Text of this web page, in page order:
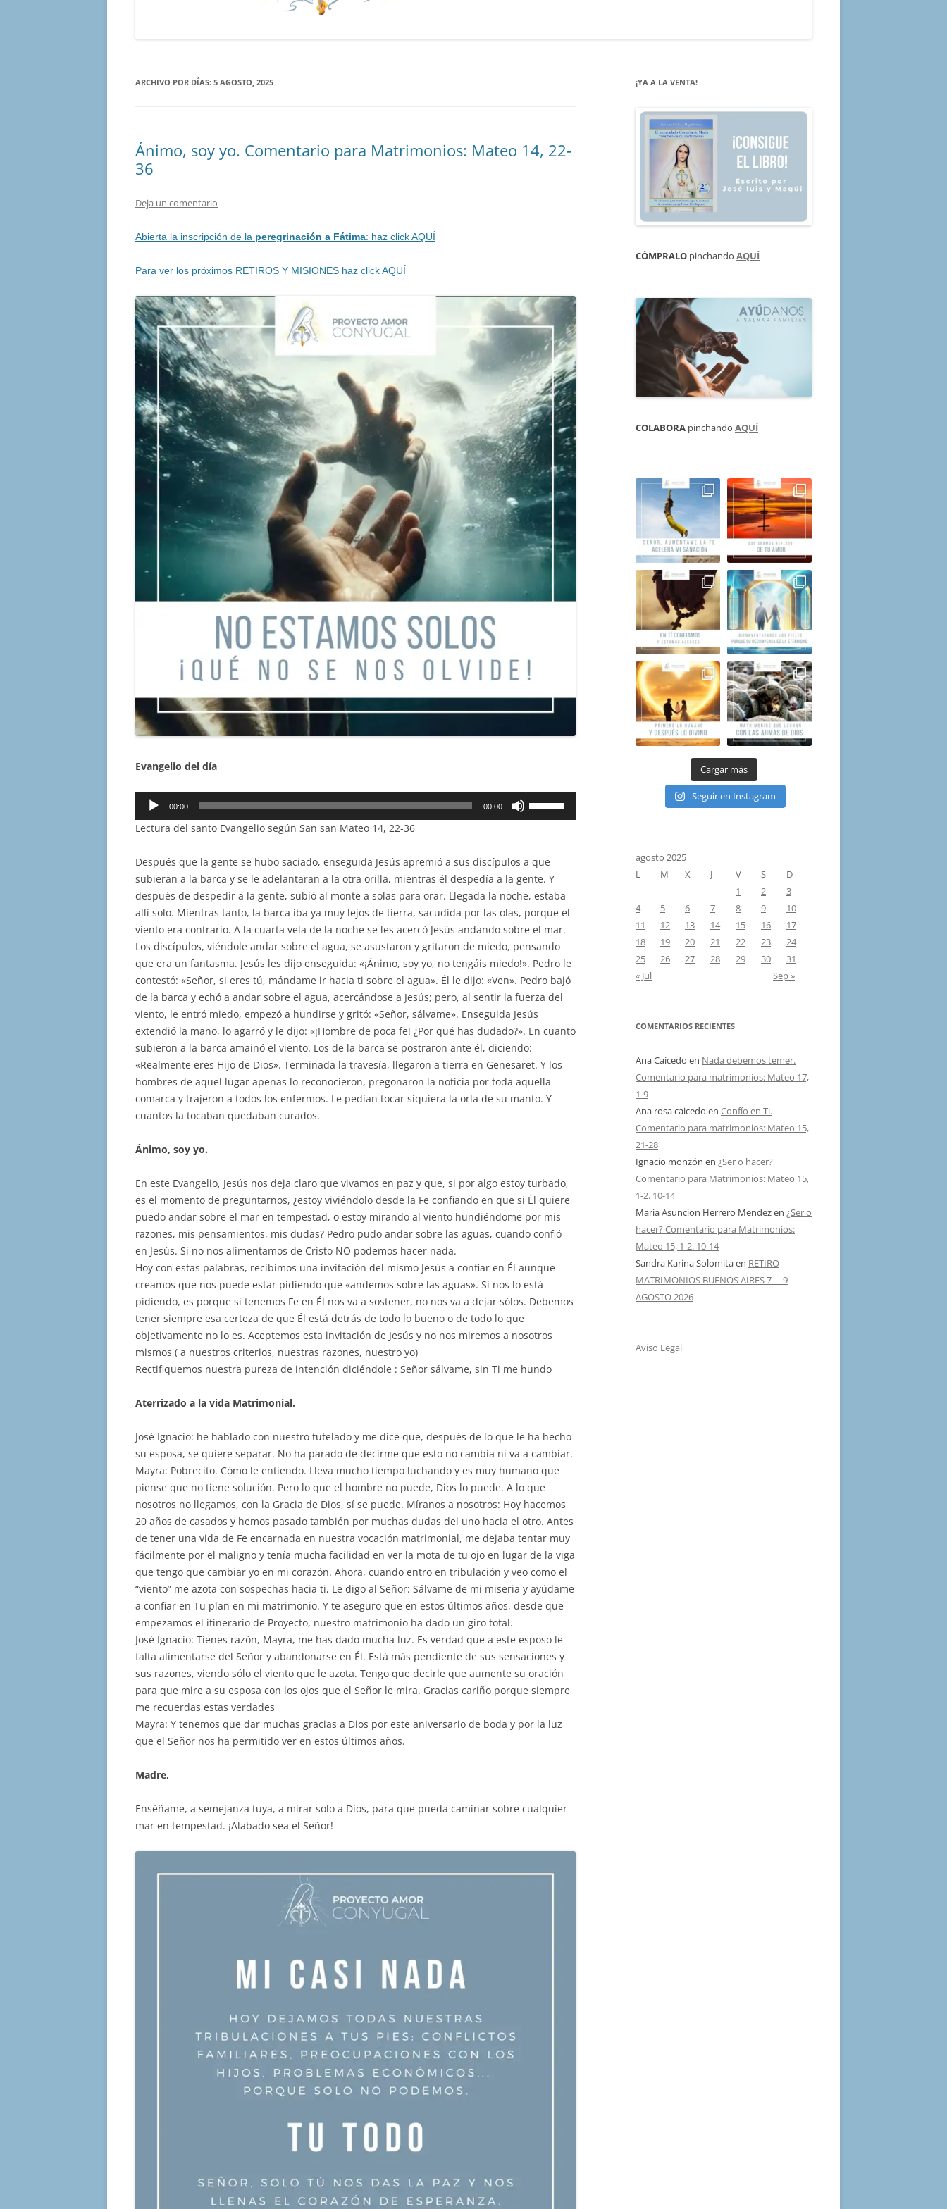
ARCHIVO POR DÍAS: 5 AGOSTO, 2025
Ánimo, soy yo. Comentario para Matrimonios: Mateo 14, 22‐
36
Deja un comentario
Abierta la inscripción de la peregrinación a Fátima: haz click AQUÍ
Para ver los próximos RETIROS Y MISIONES haz click AQUÍ
Evangelio del día
Reproductor
audio
00:00 00:00
flecha
arriba/abajo
para
aumentar
o
disminuir
el
volumen.
Lectura del santo Evangelio según San san Mateo 14, 22‐36
Después que la gente se hubo saciado, enseguida Jesús apremió a sus discípulos a que
subieran a la barca y se le adelantaran a la otra orilla, mientras él despedía a la gente. Y
después de despedir a la gente, subió al monte a solas para orar. Llegada la noche, estaba
allí solo. Mientras tanto, la barca iba ya muy lejos de tierra, sacudida por las olas, porque el
viento era contrario. A la cuarta vela de la noche se les acercó Jesús andando sobre el mar.
Los discípulos, viéndole andar sobre el agua, se asustaron y gritaron de miedo, pensando
que era un fantasma. Jesús les dijo enseguida: «¡Ánimo, soy yo, no tengáis miedo!». Pedro le
contestó: «Señor, si eres tú, mándame ir hacia ti sobre el agua». Él le dijo: «Ven». Pedro bajó
de la barca y echó a andar sobre el agua, acercándose a Jesús; pero, al sentir la fuerza del
viento, le entró miedo, empezó a hundirse y gritó: «Señor, sálvame». Enseguida Jesús
extendió la mano, lo agarró y le dijo: «¡Hombre de poca fe! ¿Por qué has dudado?». En cuanto
subieron a la barca amainó el viento. Los de la barca se postraron ante él, diciendo:
«Realmente eres Hijo de Dios». Terminada la travesía, llegaron a tierra en Genesaret. Y los
hombres de aquel lugar apenas lo reconocieron, pregonaron la noticia por toda aquella
comarca y trajeron a todos los enfermos. Le pedían tocar siquiera la orla de su manto. Y
cuantos la tocaban quedaban curados.
Ánimo, soy yo.
En este Evangelio, Jesús nos deja claro que vivamos en paz y que, si por algo estoy turbado,
es el momento de preguntarnos, ¿estoy viviéndolo desde la Fe confiando en que si Él quiere
puedo andar sobre el mar en tempestad, o estoy mirando al viento hundiéndome por mis
razones, mis pensamientos, mis dudas? Pedro pudo andar sobre las aguas, cuando confió
en Jesús. Si no nos alimentamos de Cristo NO podemos hacer nada.
Hoy con estas palabras, recibimos una invitación del mismo Jesús a confiar en Él aunque
creamos que nos puede estar pidiendo que «andemos sobre las aguas». Si nos lo está
pidiendo, es porque si tenemos Fe en Él nos va a sostener, no nos va a dejar sólos. Debemos
tener siempre esa certeza de que Él está detrás de todo lo bueno o de todo lo que
objetivamente no lo es. Aceptemos esta invitación de Jesús y no nos miremos a nosotros
mismos ( a nuestros criterios, nuestras razones, nuestro yo)
Rectifiquemos nuestra pureza de intención diciéndole : Señor sálvame, sin Ti me hundo
Aterrizado a la vida Matrimonial.
José Ignacio: he hablado con nuestro tutelado y me dice que, después de lo que le ha hecho
su esposa, se quiere separar. No ha parado de decirme que esto no cambia ni va a cambiar.
Mayra: Pobrecito. Cómo le entiendo. Lleva mucho tiempo luchando y es muy humano que
piense que no tiene solución. Pero lo que el hombre no puede, Dios lo puede. A lo que
nosotros no llegamos, con la Gracia de Dios, sí se puede. Míranos a nosotros: Hoy hacemos
20 años de casados y hemos pasado también por muchas dudas del uno hacia el otro. Antes
de tener una vida de Fe encarnada en nuestra vocación matrimonial, me dejaba tentar muy
fácilmente por el maligno y tenía mucha facilidad en ver la mota de tu ojo en lugar de la viga
que tengo que cambiar yo en mi corazón. Ahora, cuando entro en tribulación y veo como el
“viento” me azota con sospechas hacia ti, Le digo al Señor: Sálvame de mi miseria y ayúdame
a confiar en Tu plan en mi matrimonio. Y te aseguro que en estos últimos años, desde que
empezamos el itinerario de Proyecto, nuestro matrimonio ha dado un giro total.
José Ignacio: Tienes razón, Mayra, me has dado mucha luz. Es verdad que a este esposo le
falta alimentarse del Señor y abandonarse en Él. Está más pendiente de sus sensaciones y
sus razones, viendo sólo el viento que le azota. Tengo que decirle que aumente su oración
para que mire a su esposa con los ojos que el Señor le mira. Gracias cariño porque siempre
me recuerdas estas verdades
Mayra: Y tenemos que dar muchas gracias a Dios por este aniversario de boda y por la luz
que el Señor nos ha permitido ver en estos últimos años.
Madre,
Enséñame, a semejanza tuya, a mirar solo a Dios, para que pueda caminar sobre cualquier
mar en tempestad. ¡Alabado sea el Señor!
¡YA A LA VENTA!
CÓMPRALO pinchando AQUÍ
COLABORA pinchando AQUÍ
Cargar más
Seguir en Instagram
agosto 2025
L
M X J V S
D
1
2
3
4
5 6 7 8 9
10
11
12 13 14 15 16
17
18
19 20 21 22 23
24
25
26 27 28 29 30
31
« Jul
Sep »
COMENTARIOS RECIENTES
Ana Caicedo en Nada debemos temer.
Comentario para matrimonios: Mateo 17,
1-9
Ana rosa caicedo en Confío en Ti.
Comentario para matrimonios: Mateo 15,
21-28
Ignacio monzón en ¿Ser o hacer?
Comentario para Matrimonios: Mateo 15,
1-2. 10-14
Maria Asuncion Herrero Mendezen ¿Ser o
hacer? Comentario para Matrimonios:
Mateo 15, 1-2. 10-14
Sandra Karina Solomitaen RETIRO
MATRIMONIOS BUENOS AIRES 7 – 9
AGOSTO 2026
Aviso Legal